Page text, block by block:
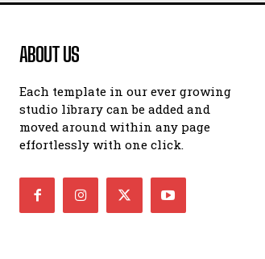
ABOUT US
Each template in our ever growing
studio library can be added and
moved around within any page
effortlessly with one click.